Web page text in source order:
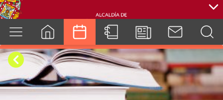
cuenca.gob.ec